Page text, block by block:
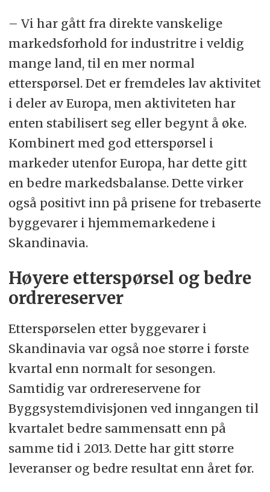
– Vi har gått fra direkte vanskelige
markedsforhold for industritre i veldig
mange land, til en mer normal
etterspørsel. Det er fremdeles lav aktivitet
i deler av Europa, men aktiviteten har
enten stabilisert seg eller begynt å øke.
Kombinert med god etterspørsel i
markeder utenfor Europa, har dette gitt
en bedre markedsbalanse. Dette virker
også positivt inn på prisene for trebaserte
byggevarer i hjemmemarkedene i
Skandinavia.
Høyere etterspørsel og bedre
ordrereserver
Etterspørselen etter byggevarer i
Skandinavia var også noe større i første
kvartal enn normalt for sesongen.
Samtidig var ordrereservene for
Byggsystemdivisjonen ved inngangen til
kvartalet bedre sammensatt enn på
samme tid i 2013. Dette har gitt større
leveranser og bedre resultat enn året før.